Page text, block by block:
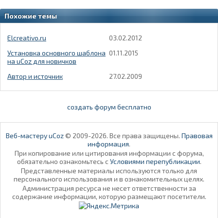
Похожие темы
Elcreativo.ru
03.02.2012
Установка основного шаблона
на uCoz для новичков
01.11.2015
Автор и источник 27.02.2009
создать форум бесплатно
Веб-мастеру uCoz© 2009-2026. Все права защищены. Правовая
информация.
При копирование или цитирования информации с форума,
обязательно ознакомьтесь с Условиями перепубликации.
Представленные материалы используются только для
персонального использования и в ознакомительных целях.
Администрация ресурса не несет ответственности за
содержание информации, которую размещают посетители.